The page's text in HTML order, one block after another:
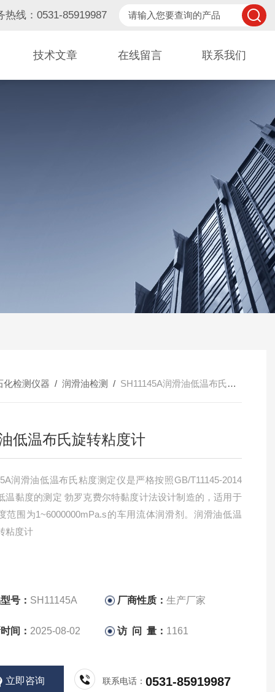
热线：0531-85919987
技术文章 在线留言 联系我们
化检测仪器 / 润滑油检测 / SH11145A润滑油低温布氏旋转粘度计
低温布氏旋转粘度计
润滑油低温布氏粘度测定仪是严格按照GB/T11145-2014
温黏度的测定 勃罗克费尔特黏度计法设计制造的，适用于
范围为1~6000000mPa.s的车用流体润滑剂。润滑油低温
粘度计
号： SH11145A 厂商性质：生产厂家
间： 2025-08-02 访 问 量： 1161
立即咨询 联系电话：0531-85919987